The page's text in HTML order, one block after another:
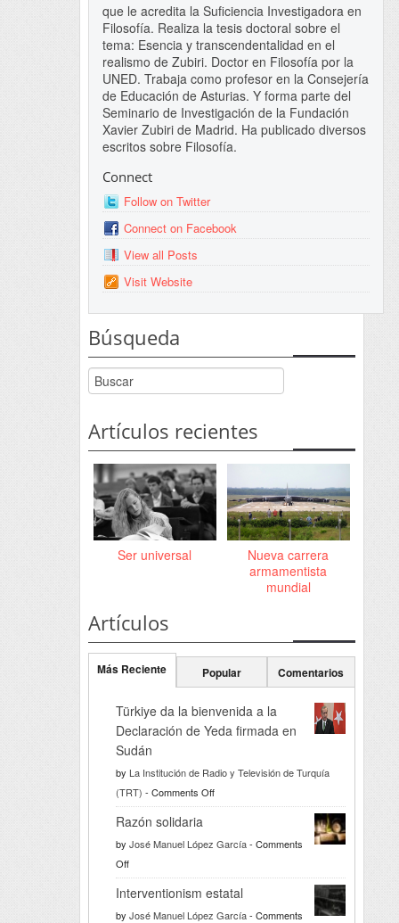
que le acredita la Suficiencia Investigadora en
Filosofía. Realiza la tesis doctoral sobre el
tema: Esencia y transcendentalidad en el
realismo de Zubiri. Doctor en Filosofía por la
UNED. Trabaja como profesor en la Consejería
de Educación de Asturias. Y forma parte del
Seminario de Investigación de la Fundación
Xavier Zubiri de Madrid. Ha publicado diversos
escritos sobre Filosofía.
Connect
Follow on Twitter
Connect on Facebook
View all Posts
Visit Website
Búsqueda
Artículos recientes
Ser universal
Nueva carrera
armamentista
mundial
Artículos
Más Reciente Popular Comentarios
Türkiye da la bienvenida a la
Declaración de Yeda firmada en
Sudán
by La Institución de Radio y Televisión de Turquía
(TRT) - Comments Offon
Türkiye
la
a
Razón solidaria
by José Manuel López García- Comments
Offon
Razón
solidaria
Interventionism estatal
by José Manuel López García- Comments